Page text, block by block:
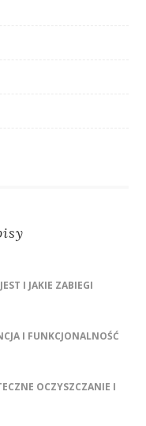
I JAKIE ZABIEGI
I FUNKCJONALNOŚĆ
OCZYSZCZANIE I